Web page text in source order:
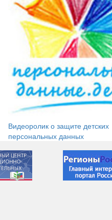
Видеоролик о защите детских
персональных данных